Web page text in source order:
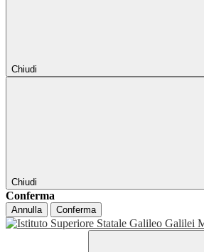
Chiudi
Chiudi
Conferma
Annulla Conferma